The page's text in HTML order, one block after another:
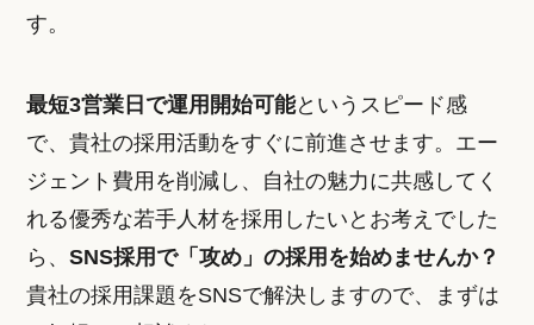
す。
最短3営業日で運用開始可能というスピード感
で、貴社の採用活動をすぐに前進させます。エー
ジェント費用を削減し、自社の魅力に共感してく
れる優秀な若手人材を採用したいとお考えでした
ら、SNS採用で「攻め」の採用を始めませんか？
貴社の採用課題をSNSで解決しますので、まずは